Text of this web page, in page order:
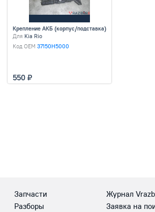
Крепление АКБ (корпус/подставка)
Для Kia Rio
Код OEM 37150H5000
550
Запчасти
Разборы
Журнал
Заявка на